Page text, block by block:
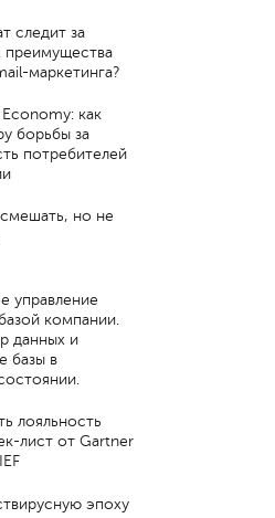
следит за
преимущества
маркетинга?
как
борьбы за
потребителей
но не
управление
компании.
данных и
базы в
лояльность
лист от Gartner
эпоху